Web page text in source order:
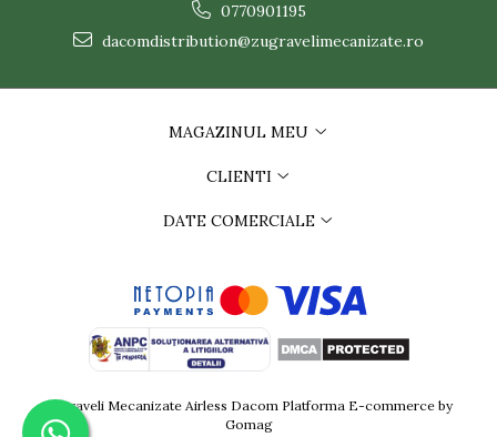
0770901195
dacomdistribution@zugravelimecanizate.ro
MAGAZINUL MEU
CLIENTI
DATE COMERCIALE
Zugraveli Mecanizate Airless Dacom Platforma E-commerce by
Gomag